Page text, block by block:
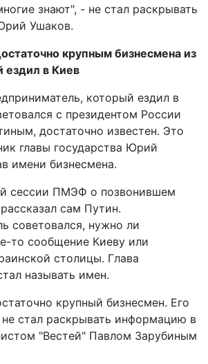
знают", - не стал раскрывать
Ушаков.
крупным бизнесмена из
ездил в Киев
который ездил в
с президентом России
достаточно известен. Это
главы государства Юрий
имени бизнесмена.
сессии ПМЭФ о позвонившем
сам Путин.
советовался, нужно ли
то сообщение Киеву или
столицы. Глава
называть имен.
крупный бизнесмен. Его
стал раскрывать информацию в
"Вестей" Павлом Зарубиным